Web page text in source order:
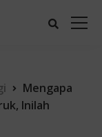
Mengapa
Inilah